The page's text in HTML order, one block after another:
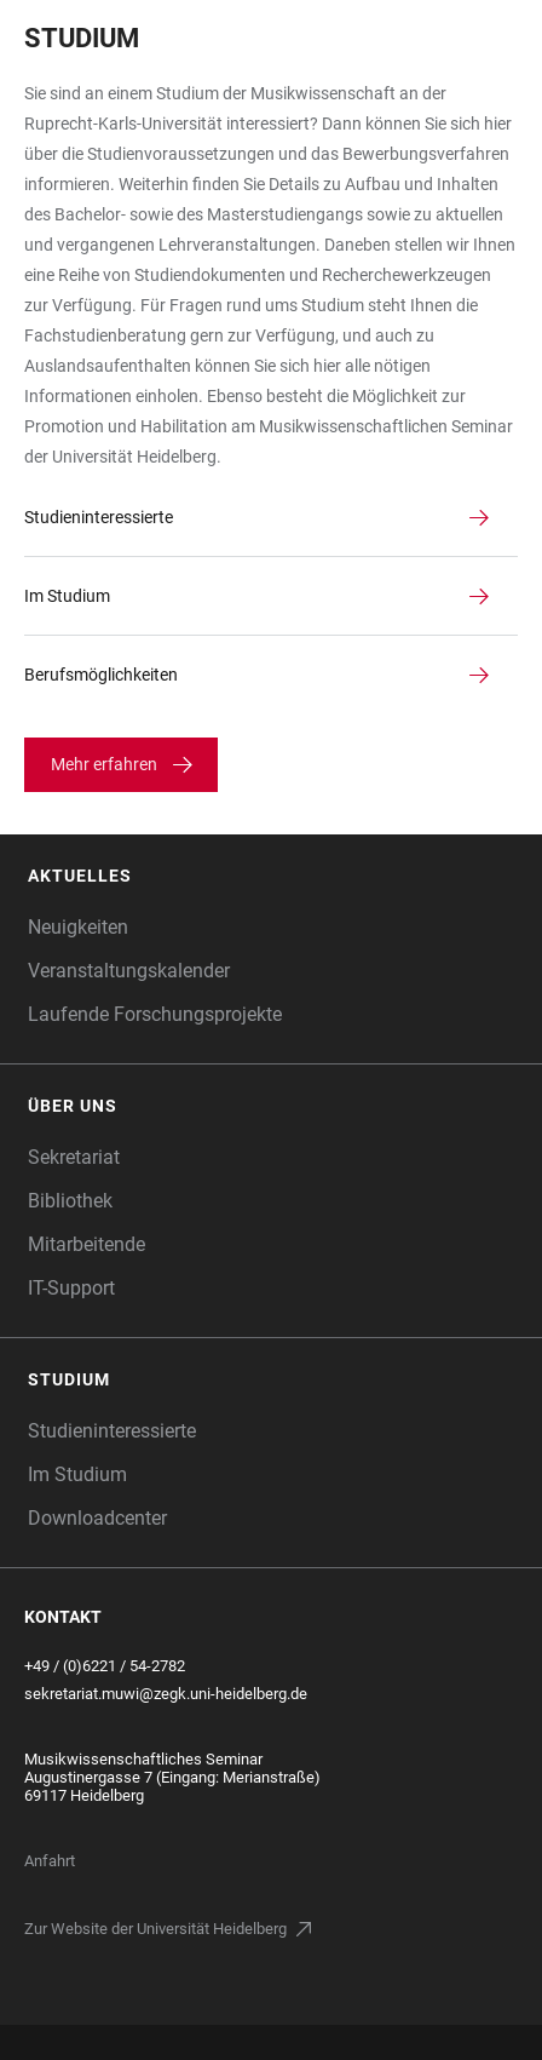
im
Seminar
STUDIUM
Sie sind an einem Studium der Musikwissenschaft an der
Ruprecht-Karls-Universität interessiert? Dann können Sie sich hier
über die Studienvoraussetzungen und das Bewerbungsverfahren
informieren. Weiterhin finden Sie Details zu Aufbau und Inhalten
des Bachelor- sowie des Masterstudiengangs sowie zu aktuellen
und vergangenen Lehrveranstaltungen. Daneben stellen wir Ihnen
eine Reihe von Studiendokumenten und Recherchewerkzeugen
zur Verfügung. Für Fragen rund ums Studium steht Ihnen die
Fachstudienberatung gern zur Verfügung, und auch zu
Auslandsaufenthalten können Sie sich hier alle nötigen
Informationen einholen. Ebenso besteht die Möglichkeit zur
Promotion und Habilitation am Musikwissenschaftlichen Seminar
der Universität Heidelberg.
Studieninteressierte
Im Studium
Berufsmöglichkeiten
Mehr erfahren
AKTUELLES
Neuigkeiten
Veranstaltungskalender
Laufende Forschungsprojekte
ÜBER UNS
Sekretariat
Bibliothek
Mitarbeitende
IT-Support
STUDIUM
Studieninteressierte
Im Studium
Downloadcenter
KONTAKT
+49 / (0)6221 / 54-2782
sekretariat.muwi@zegk.uni-heidelberg.de
Musikwissenschaftliches Seminar
Augustinergasse 7 (Eingang: Merianstraße)
69117 Heidelberg
Anfahrt
Zur Website der Universität Heidelberg